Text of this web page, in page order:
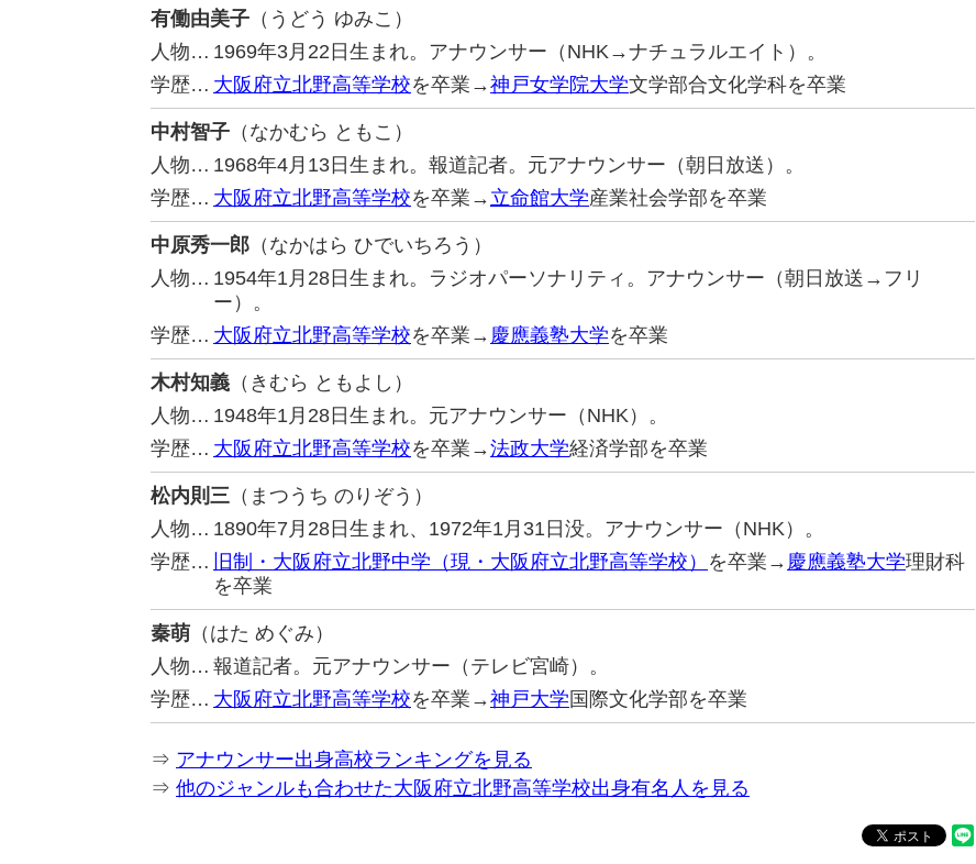
有働由美子 （うどう ゆみこ）
人物… 1969年3月22日生まれ。アナウンサー（NHK→ナチュラルエイト）。
学歴… 大阪府立北野高等学校を卒業→神戸女学院大学文学部合文化学科を卒業
中村智子 （なかむら ともこ）
人物… 1968年4月13日生まれ。報道記者。元アナウンサー（朝日放送）。
学歴… 大阪府立北野高等学校を卒業→ 立命館大学産業社会学部を卒業
中原秀一郎 （なかはら ひでいちろう）
人物… 1954年1月28日生まれ。ラジオパーソナリティ。アナウンサー（朝日放送→フリ
ー）。
学歴… 大阪府立北野高等学校を卒業→ 慶應義塾大学を卒業
木村知義 （きむら ともよし）
人物… 1948年1月28日生まれ。元アナウンサー（NHK）。
学歴… 大阪府立北野高等学校を卒業→法政大学経済学部を卒業
松内則三 （まつうち のりぞう）
人物… 1890年7月28日生まれ、1972年1月31日没。アナウンサー（NHK）。
学歴…
旧制・大阪府立北野中学（現・大阪府立北野高等学校） を卒業→ 慶應義塾大学理財科
を卒業
秦萌 （はた めぐみ）
人物… 報道記者。元アナウンサー（テレビ宮崎）。
学歴… 大阪府立北野高等学校を卒業→神戸大学 国際文化学部を卒業
⇒ アナウンサー出身高校ランキングを見る
⇒ 他のジャンルも合わせた大阪府立北野高等学校出身有名人を見る